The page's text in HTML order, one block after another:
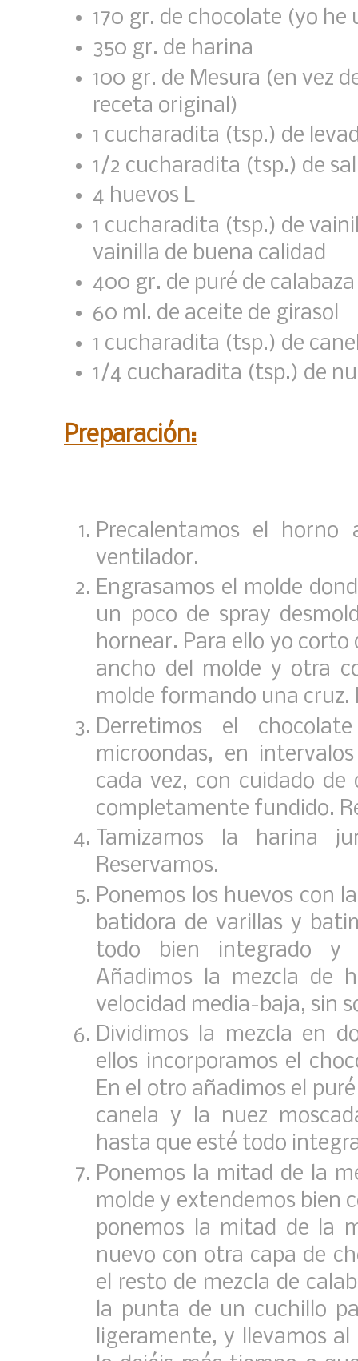
170 gr. de chocolate (yo
350 gr. de harina
100 gr. de Mesura (en vez
receta original)
1 cucharadita (tsp.) de
1/2 cucharadita (tsp.) de sal
4 huevos L
1 cucharadita (tsp.) de
vainilla de buena calidad
400 gr. de puré de calabaza
60 ml. de aceite de girasol
1 cucharadita (tsp.) de
1/4 cucharadita (tsp.) de
Preparación:
Precalentamos el
ventilador.
Engrasamos el molde
un poco de spray
hornear. Para ello yo corto
ancho del molde y otra
molde formando una cruz.
Derretimos el
microondas, en
cada vez, con cuidado
completamente fundido.
Tamizamos la harina
Reservamos.
Ponemos los huevos con
batidora de varillas y
todo bien integrado y
Añadimos la mezcla de
velocidad media-baja, sin
Dividimos la mezcla en
ellos incorporamos el
En el otro añadimos el
canela y la nuez
hasta que esté todo
Ponemos la mitad de la
molde y extendemos bien
ponemos la mitad de la
nuevo con otra capa de
el resto de mezcla de
la punta de un cuchillo
ligeramente, y llevamos